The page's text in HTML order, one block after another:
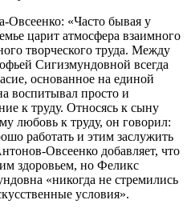
Овсеенко: «Часто бывая у
царит атмосфера взаимного
творческого труда. Между
Сигизмундовной всегда
основанное на единой
воспитывал просто и
к труду. Относясь к сыну
любовь к труду, он говорил:
работать и этим заслужить
Овсеенко добавляет, что
здоровьем, но Феликс
«никогда не стремились
условия».